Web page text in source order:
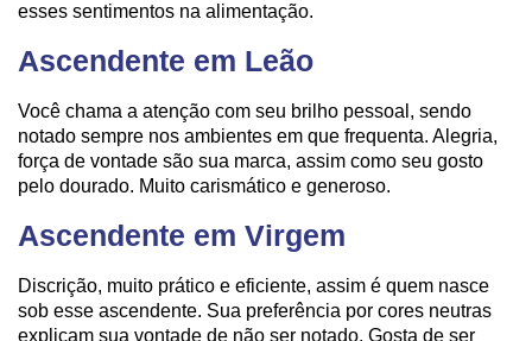
esses sentimentos na alimentação.
Ascendente em Leão
Você chama a atenção com seu brilho pessoal, sendo
notado sempre nos ambientes em que frequenta. Alegria,
força de vontade são sua marca, assim como seu gosto
pelo dourado. Muito carismático e generoso.
Ascendente em Virgem
Discrição, muito prático e eficiente, assim é quem nasce
sob esse ascendente. Sua preferência por cores neutras
explicam sua vontade de não ser notado. Gosta de ser